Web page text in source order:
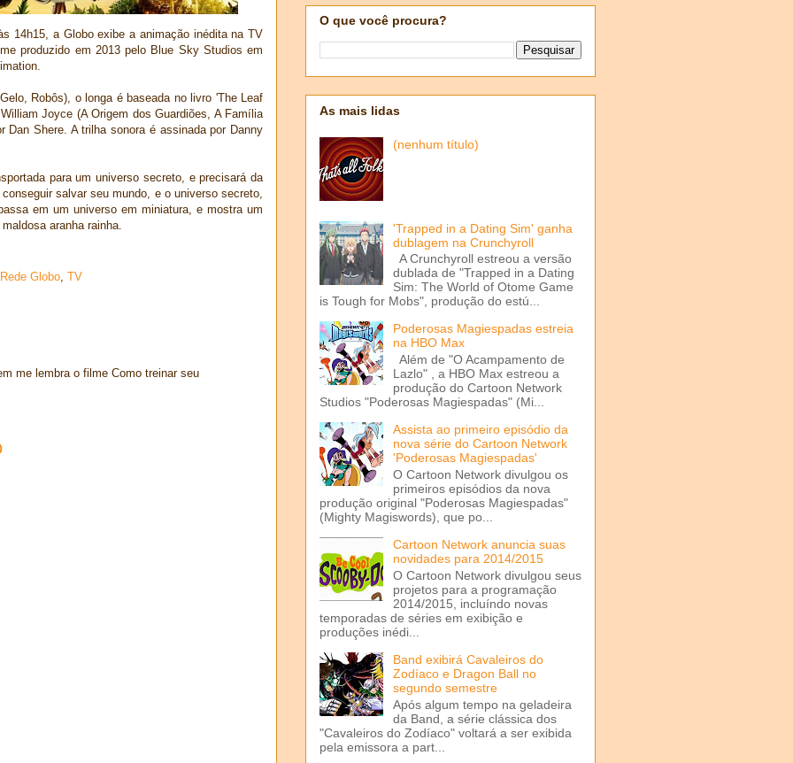
14h15, a Globo exibe a animação inédita na TV
produzido em 2013 pelo Blue Sky Studios em
Robôs), o longa é baseada no livro 'The Leaf
Joyce (A Origem dos Guardiões, A Família
Dan Shere. A trilha sonora é assinada por Danny
para um universo secreto, e precisará da
salvar seu mundo, e o universo secreto,
em um universo em miniatura, e mostra um
aranha rainha.
Rede Globo, TV
me lembra o filme Como treinar seu
O que você procura?
As mais lidas
(nenhum título)
'Trapped in a Dating Sim' ganha
dublagem na Crunchyroll
A Crunchyroll estreou a versão
dublada de "Trapped in a Dating
Sim: The World of Otome Game
is Tough for Mobs", produção do estú...
Poderosas Magiespadas estreia
na HBO Max
Além de "O Acampamento de
Lazlo" , a HBO Max estreou a
produção do Cartoon Network
Studios "Poderosas Magiespadas" (Mi...
Assista ao primeiro episódio da
nova série do Cartoon Network
'Poderosas Magiespadas'
O Cartoon Network divulgou os
primeiros episódios da nova
produção original "Poderosas Magiespadas"
(Mighty Magiswords), que po...
Cartoon Network anuncia suas
novidades para 2014/2015
O Cartoon Network divulgou seus
projetos para a programação
2014/2015, incluíndo novas
temporadas de séries em exibição e
produções inédi...
Band exibirá Cavaleiros do
Zodíaco e Dragon Ball no
segundo semestre
Após algum tempo na geladeira
da Band, a série clássica dos
"Cavaleiros do Zodíaco" voltará a ser exibida
pela emissora a part...